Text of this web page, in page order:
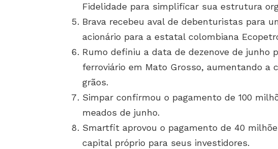
Fidelidade para simplificar sua estrutura
Brava recebeu aval de debenturistas para
acionário para a estatal colombiana
Rumo definiu a data de dezenove de junho
ferroviário em Mato Grosso, aumentando a
grãos.
Simpar confirmou o pagamento de 100
meados de junho.
Smartfit aprovou o pagamento de 40
capital próprio para seus investidores.